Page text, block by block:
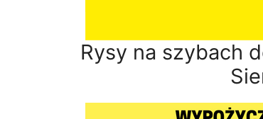
Rysy na szybach